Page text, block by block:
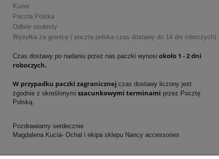
Kurier
Poczta Polska
Odbiór osobisty
Wysyłka za granicę ( poczta polska czas dostawy do 14 dni roboczych)
Czas dostawy po nadaniu przez nas paczki wynosi około 1 - 2 dni
roboczych.
W przypadku paczki zagranicznej czas dostawy liczony jest
zgodnie z określonymi szacunkowymi terminami przez Pocztę
Polską.
Pozdrawiamy serdecznie
Magdalena Kucia- Ochal i ekipa sklepu Nancy accessories